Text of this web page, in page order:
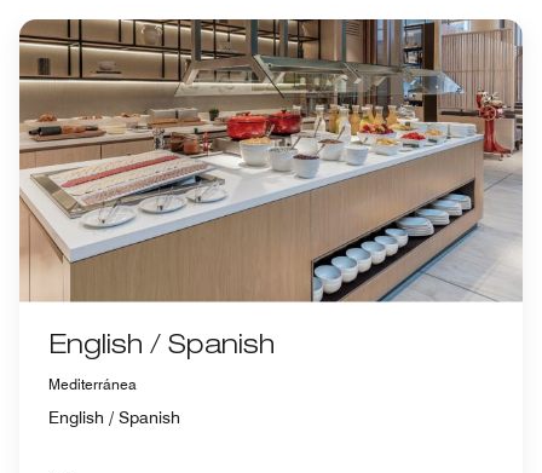
English / Spanish
Mediterránea
English / Spanish